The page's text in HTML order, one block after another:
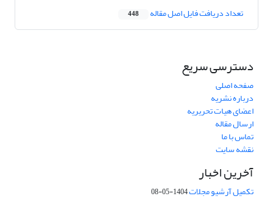
تعداد دریافت فایل اصل مقاله 448
دسترسی سریع
صفحه اصلی
درباره نشریه
اعضای هیات تحریریه
ارسال مقاله
تماس با ما
نقشه سایت
آخرین اخبار
تکمیل آرشیو مجلات1404-05-08